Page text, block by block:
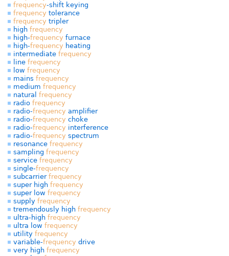
frequency-shift keying
frequency tolerance
frequency tripler
high frequency
high-frequency furnace
high-frequency heating
intermediate frequency
line frequency
low frequency
mains frequency
medium frequency
natural frequency
radio frequency
radio-frequency amplifier
radio-frequency choke
radio-frequency interference
radio-frequency spectrum
resonance frequency
sampling frequency
service frequency
single-frequency
subcarrier frequency
super high frequency
super low frequency
supply frequency
tremendously high frequency
ultra-high frequency
ultra low frequency
utility frequency
variable-frequency drive
very high frequency